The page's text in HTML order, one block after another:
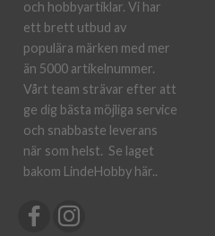
och hobbyartiklar. Vi har
ett brett utbud av
populära märken med mer
än 5000 artikelnummer.
Vårt team strävar efter att
ge dig bästa möjliga service
och snabbaste leverans
när som helst. Se laget
bakom LindeHobby här..